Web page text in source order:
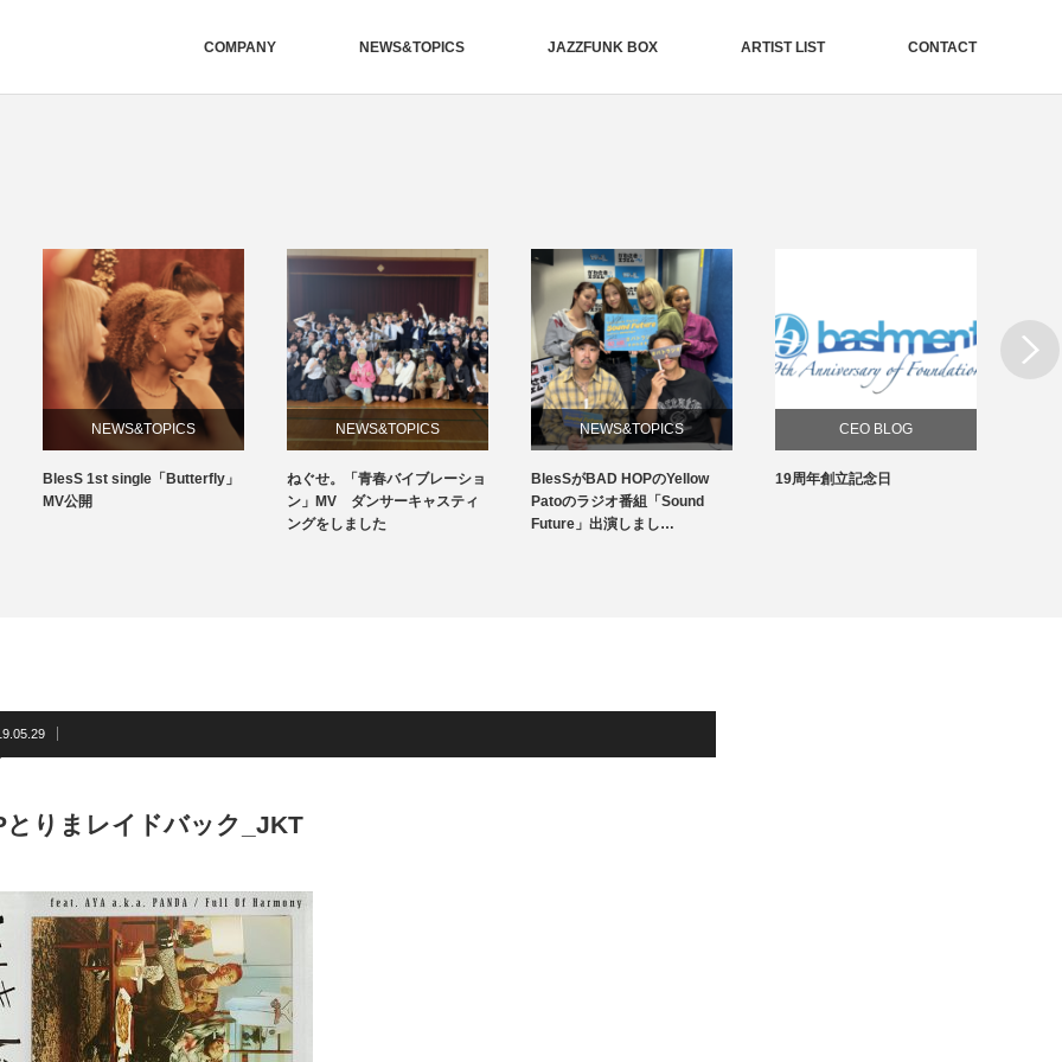
COMPANY NEWS&TOPICS JAZZFUNK BOX ARTIST LIST CONTACT
NEWS&TOPICS
BlesS 1st single「Butterfly」
MV公開
NEWS&TOPICS
ねぐせ。「青春バイブレーショ
ン」MV ダンサーキャスティ
ングをしました
NEWS&TOPICS
BlesSがBAD HOPのYellow
Patoのラジオ番組「Sound
Future」出演しまし…
CEO BLOG
19周年創立記念日
Next
とりまレイドバック_JKT